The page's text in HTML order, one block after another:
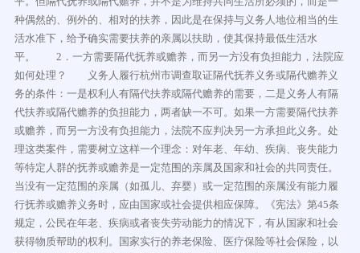
种偶然的、例外的、相对的扶养，因此是在保持与义务人地位相当的生
活水准下，给予确实需要扶养的亲属以扶助，使其保持最低生活水
平。 2．一方需要隔代抚养或赡养，而另一方没有负担能力，法院应
如何处理？ 义务人履行杭州市调查取证隔代抚养义务或隔代赡养义
务的条件：一是权利人有隔代扶养或隔代赡养的需要，二是义务人有隔
代扶养或隔代赡养的负担能力，两者缺一不可。如果一方需要隔代扶养
或赡养，而另一方没有负担能力，法院不应判决另一方承担此义务。处
理这类案件，需要树立这样一个理念：对年老、年幼、疾病、丧失能力
等特定人群的抚养或赡养是一定范围的亲属及国家和社会的共同责任。
当没有一定范围的亲属（如孤儿、弃婴）或一定范围的亲属没有能力履
行抚养或赡养义务时，应由国家或社会提供相应保障。《宪法》第45条
规定，公民在年老、疾病或者丧失劳动能力的情况下，有从国家和社会
获得物质帮助的权利。国家实行的养老保险、医疗保险等社会保险，以